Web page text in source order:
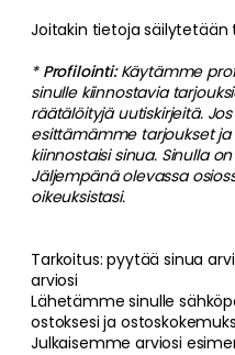
Joitakin tietoja säilytetään
* Profilointi:Käytämme
sinulle kiinnostavia
räätälöityjä uutiskirjeitä.
esittämämme tarjoukset
kiinnostaisi sinua. Sinulla
Jäljempänä olevassa
oikeuksistasi.
Tarkoitus: pyytää sinua
arviosi
Lähetämme sinulle
ostoksesi ja
Julkaisemme arviosi